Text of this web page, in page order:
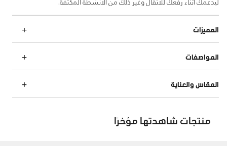
المميزات
المواصفات
المقاس والعناية
منتجات شاهدتها مؤخرًا